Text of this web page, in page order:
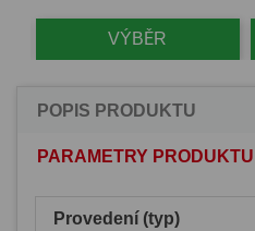
VÝBĚR
POPIS PRODUKTU
PARAMETRY PRODUKTU
Provedení (typ)